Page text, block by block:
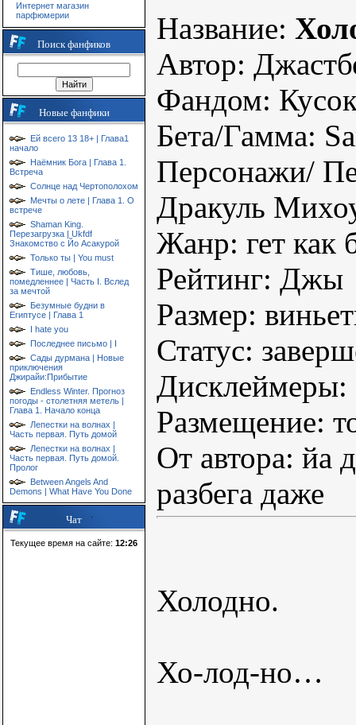
Интернет магазин
парфюмерии
Поиск фанфиков
Новые фанфики
Ей всего 13 18+ | Глава1
начало
Наёмник Бога | Глава 1.
Встреча
Солнце над Чертополохом
Мечты о лете | Глава 1. О
встрече
Shaman King.
Перезагрузка | Ukfdf
Знакомство с Йо Асакурой
Только ты | You must
Тише, любовь,
помедленнее | Часть I. Вслед
за мечтой
Безумные будни в
Египтусе | Глава 1
I hate you
Последнее письмо | I
Сады дурмана | Новые
приключения
Джирайи:Прибытие
Endless Winter. Прогноз
погоды - столетняя метель |
Глава 1. Начало конца
Лепестки на волнах |
Часть первая. Путь домой
Лепестки на волнах |
Часть первая. Путь домой.
Пролог
Between Angels And
Demons | What Have You Done
Чат
Текущее время на сайте: 12:26
Название:
Автор:
Фандом:
Бета/Гамма:
Персонажи/
Дракуль
Жанр: гет как
Рейтинг: Джы
Размер:
Статус:
Дисклеймеры:
Размещение:
От автора: йа
разбега даже
Холодно.
Хо-лод-но…